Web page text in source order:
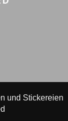
und Stickereien